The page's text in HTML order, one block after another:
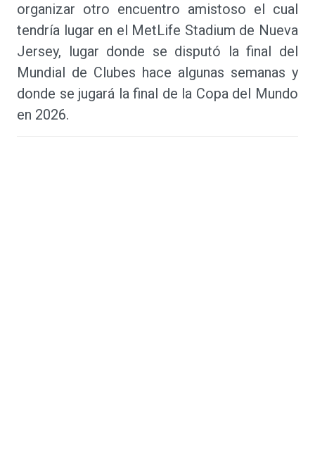
organizar otro encuentro amistoso el cual
tendría lugar en el MetLife Stadium de Nueva
Jersey, lugar donde se disputó la final del
Mundial de Clubes hace algunas semanas y
donde se jugará la final de la Copa del Mundo
en 2026.